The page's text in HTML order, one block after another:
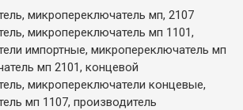
микропереключатель мп, 2107
микропереключатель мп 1101,
импортные, микропереключатель мп
мп 2101, концевой
микропереключатели концевые,
мп 1107, производитель